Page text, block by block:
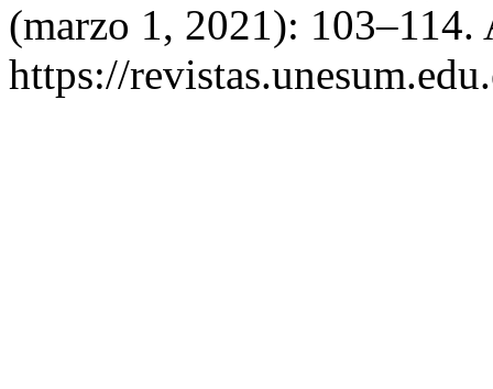
(marzo 1, 2021): 103–114.
https://